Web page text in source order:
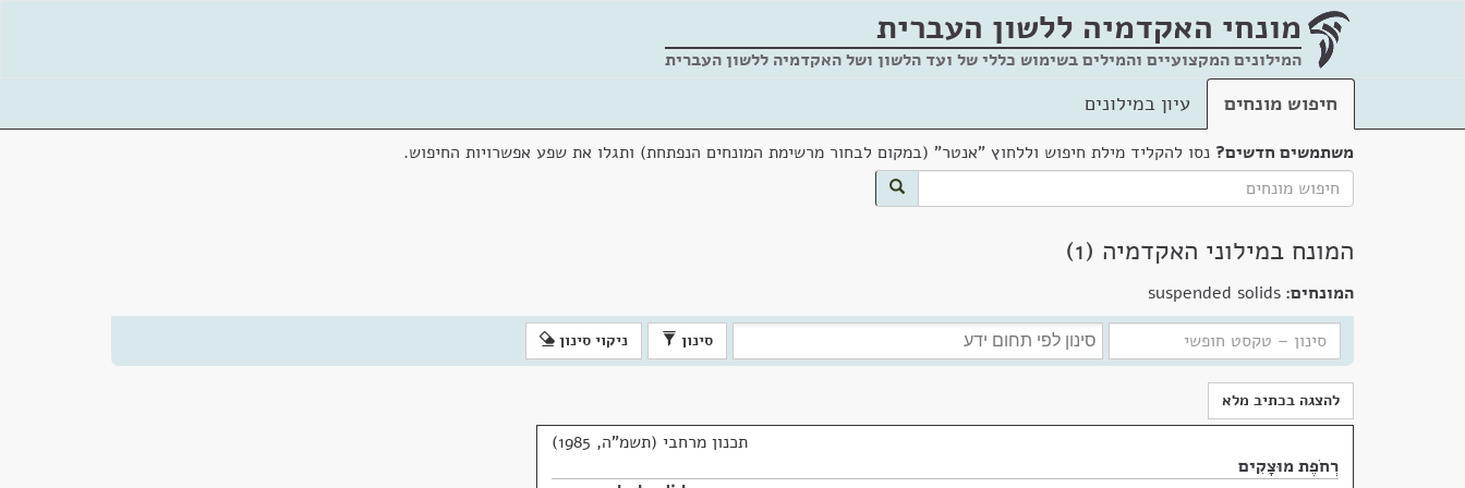
מונחי האקדמיה ללשון העברית
המילונים המקצועיים והמילים בשימוש כללי של ועד הלשון ושל האקדמיה ללשון העברית
חיפוש מונחים עיון במילונים
משתמשים חדשים? נסו להקליד מילת חיפוש וללחוץ "אנטר" (במקום לבחור מרשימת המונחים הנפתחת) ותגלו את שפע אפשרויות החיפוש.
המונח במילוני האקדמיה (1)
המונחים: suspended solids
סינון ניקוי סינון
להצגה בכתיב מלא
תכנון מרחבי (תשמ"ה, 1985)
רְחֹפֶת מוּצָקִים